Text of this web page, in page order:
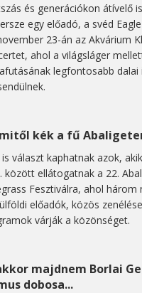
és generációkon átívelő
egy előadó, a svéd
23-án az Akvárium
ahol a világsláger
legfontosabb dalai
kék a fű
is választ kaphatnak azok,
között ellátogatnak a 22.
Fesztiválra, ahol három
előadók, közös
várják a közönséget.
majdnem Borlai
dobosa...